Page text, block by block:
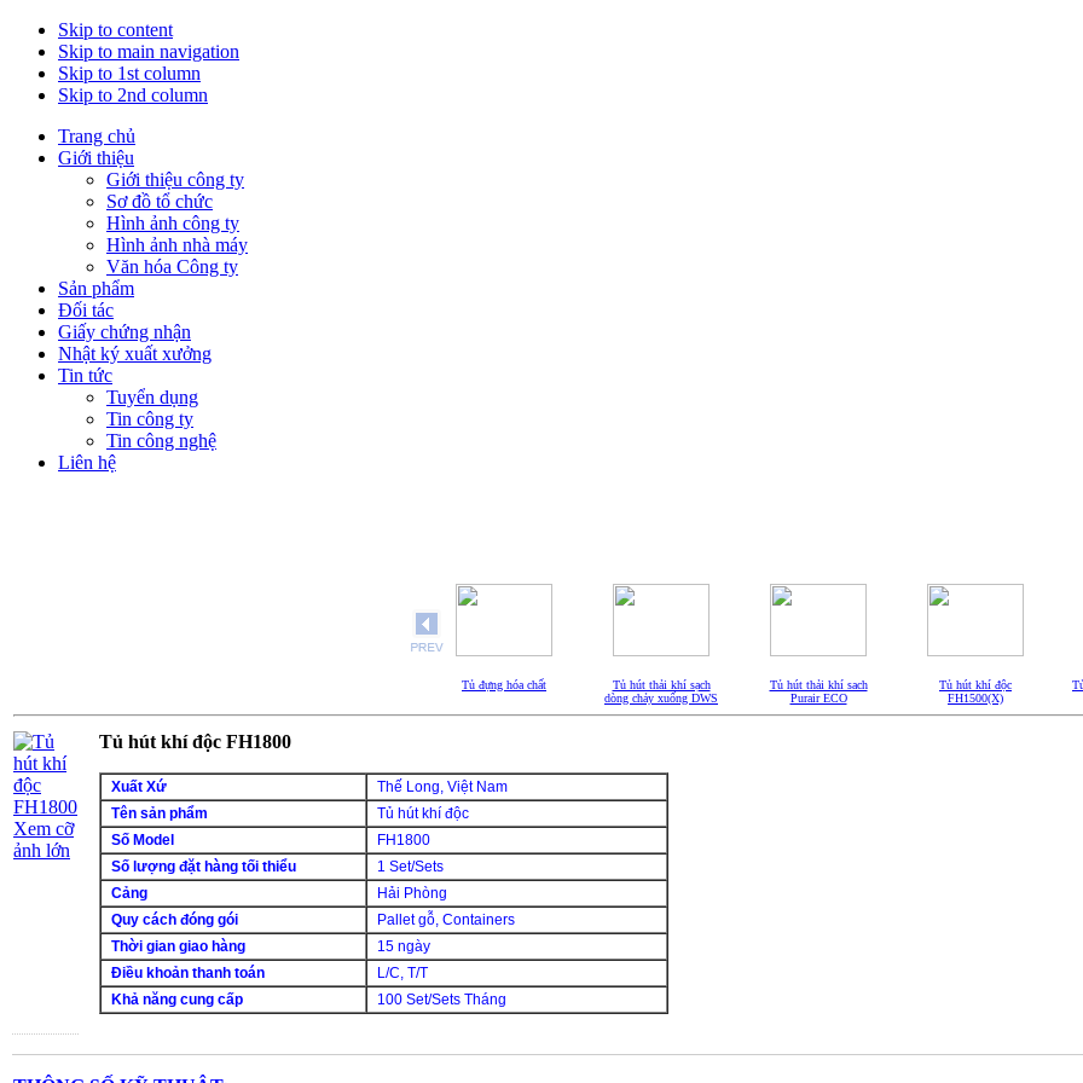
Skip to content
Skip to main navigation
Skip to 1st column
Skip to 2nd column
Trang chủ
Giới thiệu
Giới thiệu công ty
Sơ đồ tổ chức
Hình ảnh công ty
Hình ảnh nhà máy
Văn hóa Công ty
Sản phẩm
Đối tác
Giấy chứng nhận
Nhật ký xuất xưởng
Tin tức
Tuyển dụng
Tin công ty
Tin công nghệ
Liên hệ
Tủ đựng hóa chất
Tủ hút thải khí sạch
dòng chảy xuống DWS
Tủ hút thải khí sach
Purair ECO
Tủ hút khí độc
FH1500(X)
Xem cỡ
ảnh lớn
Tủ hút khí độc FH1800
Xuất Xứ
Thế Long, Việt Nam
Tên sản phẩm
Tủ hút khí độc
Số Model
FH1800
Số lượng đặt hàng tối thiểu
1 Set/Sets
Cảng
Hải Phòng
Quy cách đóng gói
Pallet gỗ, Containers
Thời gian giao hàng
15 ngày
Điều khoản thanh toán
L/C, T/T
Khả năng cung cấp
100 Set/Sets Tháng